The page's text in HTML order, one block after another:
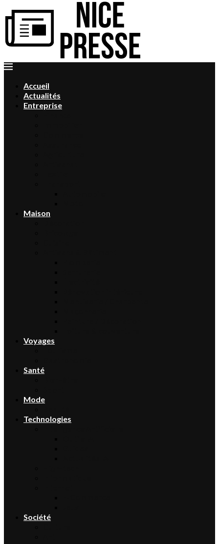
Accueil
Actualités
Entreprise
Maison
Voyages
Santé
Mode
Technologies
Société